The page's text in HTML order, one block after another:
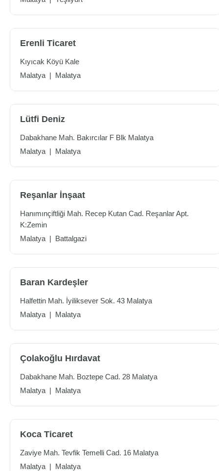
Erenli Ticaret
Kıyıcak Köyü Kale
Malatya | Malatya
Lütfi Deniz
Dabakhane Mah. Bakırcılar F Blk Malatya
Malatya | Malatya
Reşanlar İnşaat
Hanımınçiftliği Mah. Recep Kutan Cad. Reşanlar Apt.
K:Zemin
Malatya | Battalgazi
Baran Kardeşler
Halfettin Mah. İyiliksever Sok. 43 Malatya
Malatya | Malatya
Çolakoğlu Hırdavat
Dabakhane Mah. Boztepe Cad. 28 Malatya
Malatya | Malatya
Koca Ticaret
Zaviye Mah. Tevfik Temelli Cad. 16 Malatya
Malatya | Malatya